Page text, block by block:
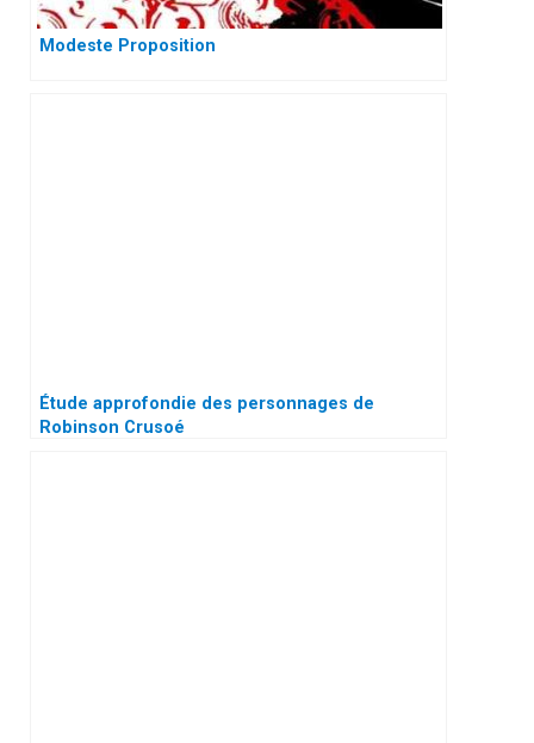
Modeste Proposition
Étude approfondie des personnages de
Robinson Crusoé